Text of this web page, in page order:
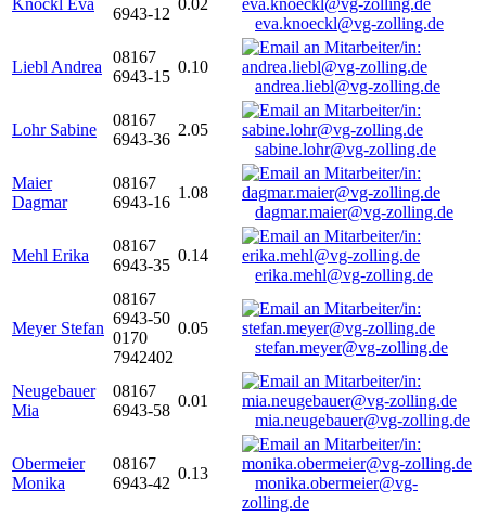
Knöckl Eva
6943-12
0.02
eva.knoeckl@vg-zolling.de
Liebl Andrea
08167
6943-15
0.10
andrea.liebl@vg-zolling.de
Lohr Sabine
08167
6943-36
2.05
sabine.lohr@vg-zolling.de
Maier
Dagmar
08167
6943-16
1.08
dagmar.maier@vg-zolling.de
Mehl Erika
08167
6943-35
0.14
erika.mehl@vg-zolling.de
Meyer Stefan
08167
6943-50
0170
7942402
0.05
stefan.meyer@vg-zolling.de
Neugebauer
Mia
08167
6943-58
0.01
mia.neugebauer@vg-zolling.de
Obermeier
Monika
08167
6943-42
0.13
monika.obermeier@vg-
zolling.de